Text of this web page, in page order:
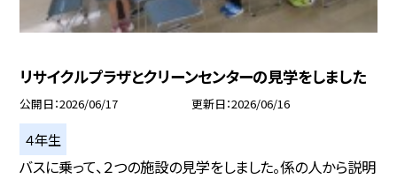
リサイクルプラザとクリーンセンターの見学をしました
公開日 2026/06/17 更新日 2026/06/16
４年生
バスに乗って、２つの施設の見学をしました。係の人から説明